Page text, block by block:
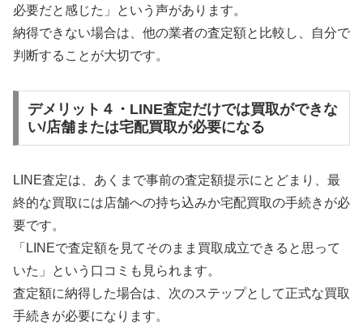
必要だと感じた」という声があります。
納得できない場合は、他の業者の査定額と比較し、自分で
判断することが大切です。
デメリット４・LINE査定だけでは買取ができな
い/店舗または宅配買取が必要になる
LINE査定は、あくまで事前の査定額提示にとどまり、最
終的な買取には店舗への持ち込みか宅配買取の手続きが必
要です。
「LINEで査定額を見てそのまま買取成立できると思って
いた」という口コミも見られます。
査定額に納得した場合は、次のステップとして正式な買取
手続きが必要になります。